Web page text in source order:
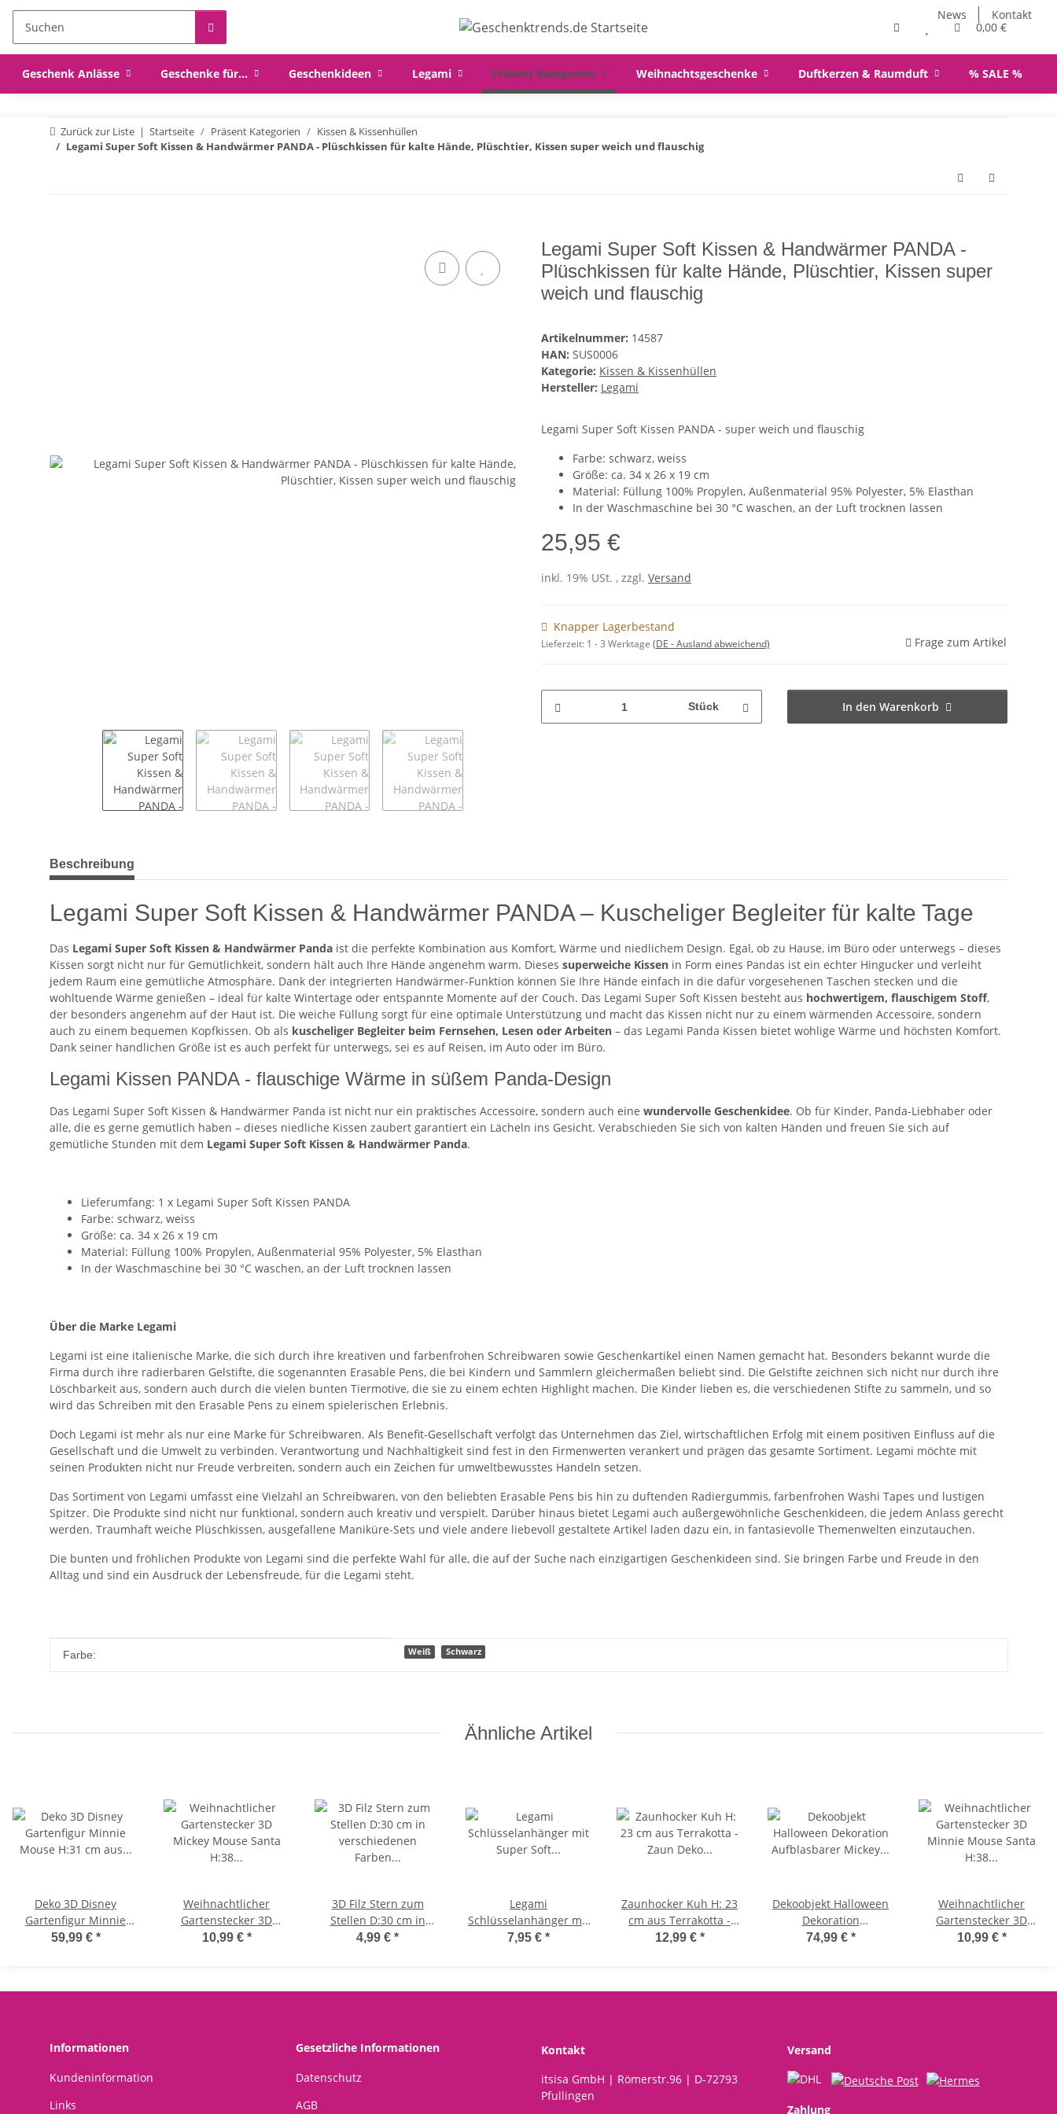
News
Kontakt
0,00 €
Geschenk Anlässe Geschenke für... Geschenkideen Legami Präsent Kategorien Weihnachtsgeschenke Duftkerzen & Raumduft % SALE %
Zurück zur Liste Startseite Präsent Kategorien
Kissen & Kissenhüllen
Legami Super Soft Kissen & Handwärmer PANDA - Plüschkissen für kalte Hände, Plüschtier, Kissen super weich und flauschig
Legami Super Soft Kissen & Handwärmer PANDA -
Plüschkissen für kalte Hände, Plüschtier, Kissen super
weich und flauschig
Artikelnummer: 14587
HAN: SUS0006
Kategorie: Kissen & Kissenhüllen
Hersteller: Legami
Legami Super Soft Kissen PANDA - super weich und flauschig
Farbe: schwarz, weiss
Größe: ca. 34 x 26 x 19 cm
Material: Füllung 100% Propylen, Außenmaterial 95% Polyester, 5% Elasthan
In der Waschmaschine bei 30 °C waschen, an der Luft trocknen lassen
25,95 €
inkl. 19% USt. , zzgl. Versand
Knapper Lagerbestand
Lieferzeit: 1 - 3 Werktage (DE - Ausland abweichend) Frage zum Artikel
Stück In den Warenkorb
weitere Registerkarten anzeigen
Beschreibung
Legami Super Soft Kissen & Handwärmer PANDA – Kuscheliger Begleiter für kalte Tage
Das Legami Super Soft Kissen & Handwärmer Panda ist die perfekte Kombination aus Komfort, Wärme und niedlichem Design. Egal, ob zu Hause, im Büro oder unterwegs – dieses
Kissen sorgt nicht nur für Gemütlichkeit, sondern hält auch Ihre Hände angenehm warm. Dieses superweiche Kissen in Form eines Pandas ist ein echter Hingucker und verleiht
jedem Raum eine gemütliche Atmosphäre. Dank der integrierten Handwärmer-Funktion können Sie Ihre Hände einfach in die dafür vorgesehenen Taschen stecken und die
wohltuende Wärme genießen – ideal für kalte Wintertage oder entspannte Momente auf der Couch. Das Legami Super Soft Kissen besteht aus hochwertigem, flauschigem Stoff,
der besonders angenehm auf der Haut ist. Die weiche Füllung sorgt für eine optimale Unterstützung und macht das Kissen nicht nur zu einem wärmenden Accessoire, sondern
auch zu einem bequemen Kopfkissen. Ob als kuscheliger Begleiter beim Fernsehen, Lesen oder Arbeiten – das Legami Panda Kissen bietet wohlige Wärme und höchsten Komfort.
Dank seiner handlichen Größe ist es auch perfekt für unterwegs, sei es auf Reisen, im Auto oder im Büro.
Legami Kissen PANDA - flauschige Wärme in süßem Panda-Design
Das Legami Super Soft Kissen & Handwärmer Panda ist nicht nur ein praktisches Accessoire, sondern auch eine wundervolle Geschenkidee. Ob für Kinder, Panda-Liebhaber oder
alle, die es gerne gemütlich haben – dieses niedliche Kissen zaubert garantiert ein Lächeln ins Gesicht. Verabschieden Sie sich von kalten Händen und freuen Sie sich auf
gemütliche Stunden mit dem Legami Super Soft Kissen & Handwärmer Panda.
Lieferumfang: 1 x Legami Super Soft Kissen PANDA
Farbe: schwarz, weiss
Größe: ca. 34 x 26 x 19 cm
Material: Füllung 100% Propylen, Außenmaterial 95% Polyester, 5% Elasthan
In der Waschmaschine bei 30 °C waschen, an der Luft trocknen lassen
Über die Marke Legami
Legami ist eine italienische Marke, die sich durch ihre kreativen und farbenfrohen Schreibwaren sowie Geschenkartikel einen Namen gemacht hat. Besonders bekannt wurde die
Firma durch ihre radierbaren Gelstifte, die sogenannten Erasable Pens, die bei Kindern und Sammlern gleichermaßen beliebt sind. Die Gelstifte zeichnen sich nicht nur durch ihre
Löschbarkeit aus, sondern auch durch die vielen bunten Tiermotive, die sie zu einem echten Highlight machen. Die Kinder lieben es, die verschiedenen Stifte zu sammeln, und so
wird das Schreiben mit den Erasable Pens zu einem spielerischen Erlebnis.
Doch Legami ist mehr als nur eine Marke für Schreibwaren. Als Benefit-Gesellschaft verfolgt das Unternehmen das Ziel, wirtschaftlichen Erfolg mit einem positiven Einfluss auf die
Gesellschaft und die Umwelt zu verbinden. Verantwortung und Nachhaltigkeit sind fest in den Firmenwerten verankert und prägen das gesamte Sortiment. Legami möchte mit
seinen Produkten nicht nur Freude verbreiten, sondern auch ein Zeichen für umweltbewusstes Handeln setzen.
Das Sortiment von Legami umfasst eine Vielzahl an Schreibwaren, von den beliebten Erasable Pens bis hin zu duftenden Radiergummis, farbenfrohen Washi Tapes und lustigen
Spitzer. Die Produkte sind nicht nur funktional, sondern auch kreativ und verspielt. Darüber hinaus bietet Legami auch außergewöhnliche Geschenkideen, die jedem Anlass gerecht
werden. Traumhaft weiche Plüschkissen, ausgefallene Maniküre-Sets und viele andere liebevoll gestaltete Artikel laden dazu ein, in fantasievolle Themenwelten einzutauchen.
Die bunten und fröhlichen Produkte von Legami sind die perfekte Wahl für alle, die auf der Suche nach einzigartigen Geschenkideen sind. Sie bringen Farbe und Freude in den
Alltag und sind ein Ausdruck der Lebensfreude, für die Legami steht.
Produkteigenschaft
Wert
Farbe: Weiß Schwarz
Ähnliche Artikel
Deko 3D Disney
Gartenfigur Minnie
Mouse H:31 cm aus
59,99 € *
Weihnachtlicher
Gartenstecker 3D
Mickey Mouse Santa
10,99 € *
3D Filz Stern zum
Stellen D:30 cm in
verschiedenen Farben -
4,99 € *
Legami
Schlüsselanhänger mit
Super Soft Plüschtier
7,95 € *
Zaunhocker Kuh H: 23
cm aus Terrakotta -
Zaun Deko Garten,
12,99 € *
Dekoobjekt Halloween
Dekoration
Aufblasbarer Mickey
74,99 € *
Weihnachtlicher
Gartenstecker 3D
Minnie Mouse Santa
10,99 € *
Informationen
Kundeninformation
Links
Gesetzliche Informationen
Datenschutz
AGB
Kontakt
itsisa GmbH | Römerstr.96 | D-72793
Pfullingen
Versand
Zahlung